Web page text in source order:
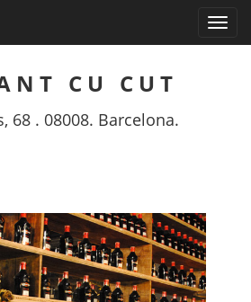
CU CUT
68 . 08008. Barcelona.